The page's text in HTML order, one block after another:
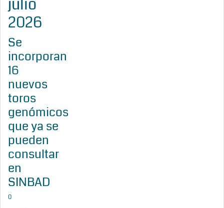
julio
2026
Se
incorporan
16
nuevos
toros
genómicos
que ya se
pueden
consultar
en
SINBAD
0